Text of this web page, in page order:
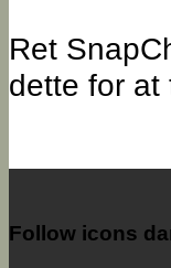
Ret
dette for at
Follow icons